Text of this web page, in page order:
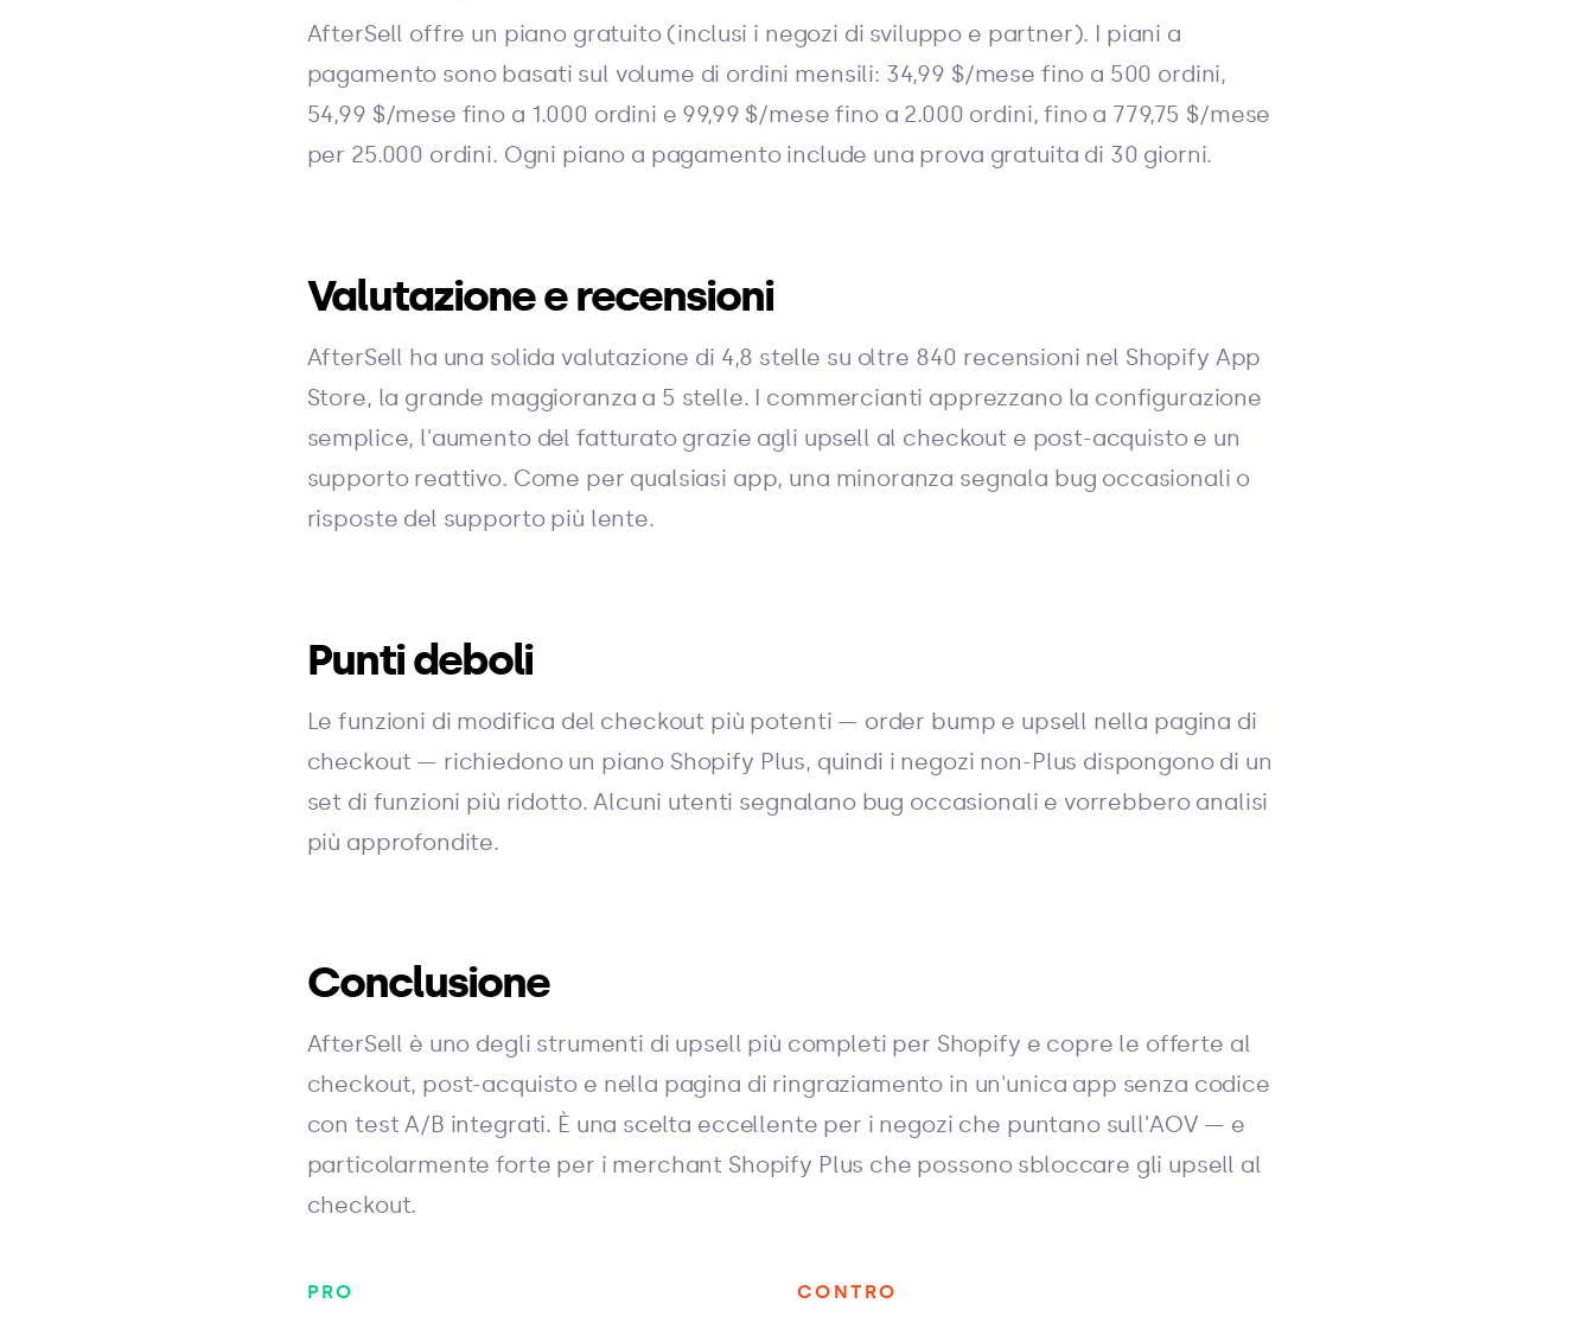
AfterSell offre un piano gratuito (inclusi i negozi di sviluppo e partner). I piani a
pagamento sono basati sul volume di ordini mensili: 34,99 $/mese fino a 500 ordini,
54,99 $/mese fino a 1.000 ordini e 99,99 $/mese fino a 2.000 ordini, fino a 779,75 $/mese
per 25.000 ordini. Ogni piano a pagamento include una prova gratuita di 30 giorni.
Valutazione e recensioni
AfterSell ha una solida valutazione di 4,8 stelle su oltre 840 recensioni nel Shopify App
Store, la grande maggioranza a 5 stelle. I commercianti apprezzano la configurazione
semplice, l'aumento del fatturato grazie agli upsell al checkout e post-acquisto e un
supporto reattivo. Come per qualsiasi app, una minoranza segnala bug occasionali o
risposte del supporto più lente.
Punti deboli
Le funzioni di modifica del checkout più potenti — order bump e upsell nella pagina di
checkout — richiedono un piano Shopify Plus, quindi i negozi non-Plus dispongono di un
set di funzioni più ridotto. Alcuni utenti segnalano bug occasionali e vorrebbero analisi
più approfondite.
Conclusione
AfterSell è uno degli strumenti di upsell più completi per Shopify e copre le offerte al
checkout, post-acquisto e nella pagina di ringraziamento in un'unica app senza codice
con test A/B integrati. È una scelta eccellente per i negozi che puntano sull'AOV — e
particolarmente forte per i merchant Shopify Plus che possono sbloccare gli upsell al
checkout.
PRO CONTRO